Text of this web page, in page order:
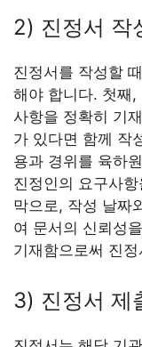
2) 진정서 작
진정서를 작성할
해야 합니다. 첫째,
사항을 정확히 기
가 있다면 함께 작
용과 경위를 육하
진정인의 요구사
막으로, 작성 날짜
여 문서의 신뢰성
기재함으로써 진
3) 진정서 제